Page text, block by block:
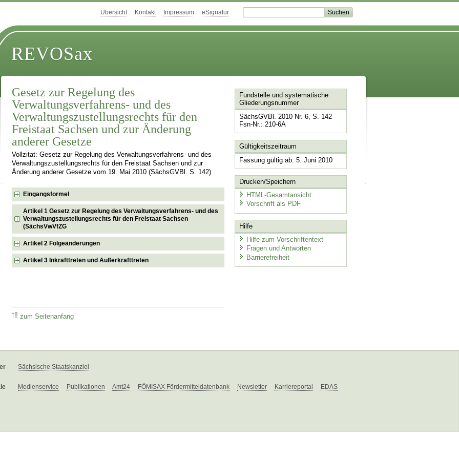
Übersicht Kontakt Impressum eSignatur
REVOSax
Gesetz zur Regelung des
Verwaltungsverfahrens- und des
Verwaltungszustellungsrechts für den
Freistaat Sachsen und zur Änderung
anderer Gesetze
Vollzitat: Gesetz zur Regelung des Verwaltungsverfahrens- und des
Verwaltungszustellungsrechts für den Freistaat Sachsen und zur
Änderung anderer Gesetze vom 19. Mai 2010 (SächsGVBl. S. 142)
Eingangsformel
Artikel 1 Gesetz zur Regelung des Verwaltungsverfahrens- und des
Verwaltungszustellungsrechts für den Freistaat Sachsen
(SächsVwVfZG
Artikel 2 Folgeänderungen
Artikel 3 Inkrafttreten und Außerkrafttreten
zum Seitenanfang
Fundstelle und systematische
Gliederungsnummer
SächsGVBl. 2010 Nr. 6, S. 142
Fsn-Nr.: 210-6A
Gültigkeitszeitraum
Fassung gültig ab: 5. Juni 2010
Drucken/Speichern
HTML-Gesamtansicht
Vorschrift als PDF
Hilfe
Hilfe zum Vorschriftentext
Fragen und Antworten
Barrierefreiheit
Sächsische Staatskanzlei
Medienservice Publikationen Amt24 FÖMISAX Fördermitteldatenbank Newsletter Karriereportal EDAS